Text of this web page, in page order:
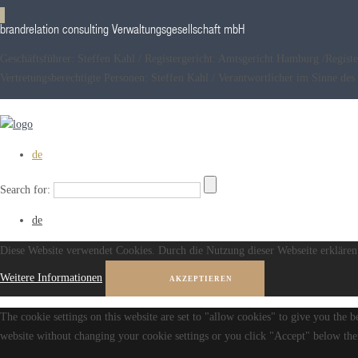
brandrelation consulting Verwaltungsgesellschaft mbH
Geschäftsführer: Steffen Kahl / Registergericht: Amtsgericht Hamburg /
Vertretungsberechtigte Personen: Steffen Kahl / Verantwortlicher im Sinne
de
Search for:
de
Diese Website verwendet Cookies. Durch die Nutzung dieser Webseite
Weitere Informationen AKZEPTIEREN
The cookie settings on this website are set to "allow cookies" to give you the
website without changing your cookie settings or you click "Accept" below